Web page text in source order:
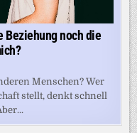
Beziehung noch die
Menschen? Wer
stellt, denkt schnell